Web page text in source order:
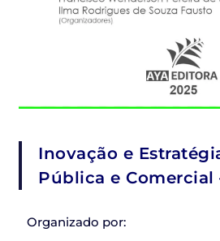
Inovação e
Pública e Comercial
Organizado por: